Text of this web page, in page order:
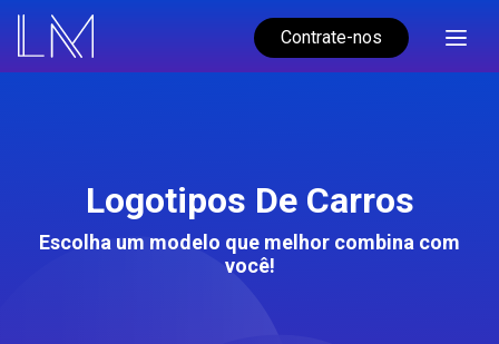
Contrate-nos
Logotipos De Carros
Escolha um modelo que melhor combina com
você!